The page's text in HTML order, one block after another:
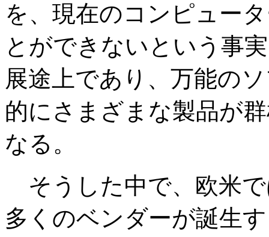
を、現在のコンピュー
とができないという事
展途上であり、万能の
的にさまざまな製品が
なる。
そうした中で、欧米
多くのベンダーが誕生